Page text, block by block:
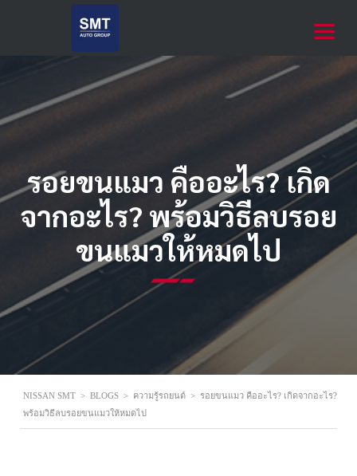
รอยขนแมว คืออะไร? เกิด
จากอะไร? พร้อมวิธีลบรอย
ขนแมวให้หมดไป
NISSAN SMT > BLOGS > ความรู้รถยนต์ > รอยขนแมว คืออะไร? เกิดจากอะไร?
พร้อมวิธีลบรอยขนแมวให้หมดไป